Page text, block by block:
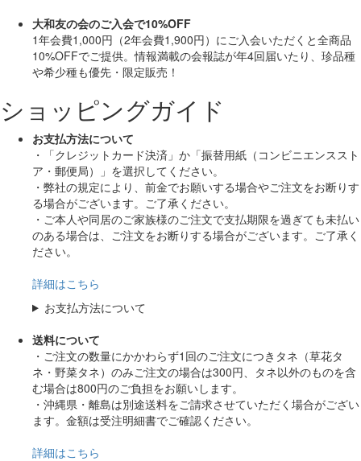
大和友の会のご入会で10%OFF
1年会費1,000円（2年会費1,900円）にご入会いただくと全商品
10%OFFでご提供。情報満載の会報誌が年4回届いたり、珍品種
や希少種も優先・限定販売！
ショッピングガイド
お支払方法について
・「クレジットカード決済」か「振替用紙（コンビニエンススト
ア・郵便局）」を選択してください。
・弊社の規定により、前金でお願いする場合やご注文をお断りす
る場合がございます。ご了承ください。
・ご本人や同居のご家族様のご注文で支払期限を過ぎても未払い
のある場合は、ご注文をお断りする場合がございます。ご了承く
ださい。
詳細はこちら
お支払方法について
送料について
・ご注文の数量にかかわらず1回のご注文につきタネ（草花タ
ネ・野菜タネ）のみご注文の場合は300円、タネ以外のものを含
む場合は800円のご負担をお願いします。
・沖縄県・離島は別途送料をご請求させていただく場合がござい
ます。金額は受注明細書でご確認ください。
詳細はこちら